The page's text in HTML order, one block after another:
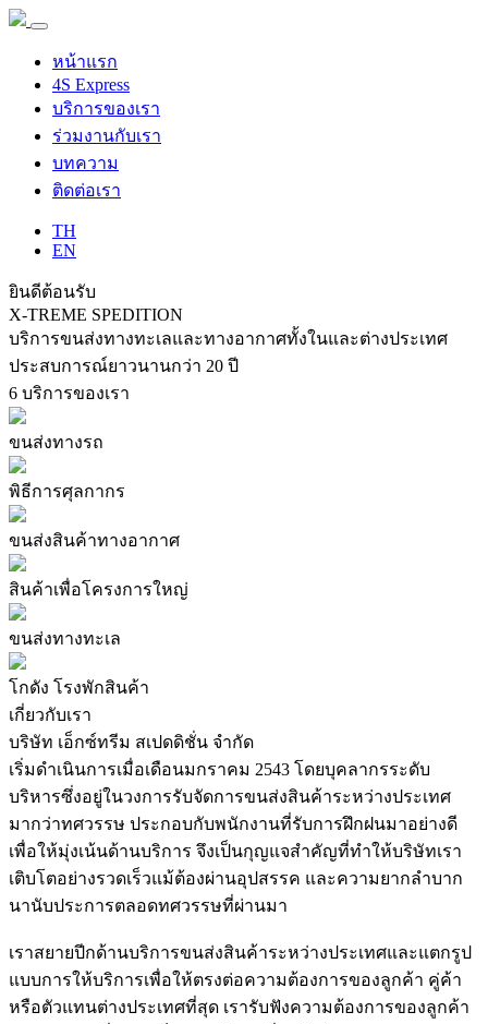
หน้าแรก
4S Express
บริการของเรา
ร่วมงานกับเรา
บทความ
ติดต่อเรา
TH
EN
ยินดีต้อนรับ
X-TREME SPEDITION
บริการขนส่งทางทะเลและทางอากาศทั้งในและต่างประเทศ
ประสบการณ์ยาวนานกว่า 20 ปี
6 บริการของเรา
ขนส่งทางรถ
พิธีการศุลกากร
ขนส่งสินค้าทางอากาศ
สินค้าเพื่อโครงการใหญ่
ขนส่งทางทะเล
โกดัง โรงพักสินค้า
เกี่ยวกับเรา
บริษัท เอ็กซ์ทรีม สเปดดิชั่น จำกัด
เริ่มดำเนินการเมื่อเดือนมกราคม 2543 โดยบุคลากรระดับ
บริหารซึ่งอยู่ในวงการรับจัดการขนส่งสินค้าระหว่างประเทศ
มากว่าทศวรรษ ประกอบกับพนักงานที่รับการฝึกฝนมาอย่างดี
เพื่อให้มุ่งเน้นด้านบริการ จึงเป็นกุญแจสำคัญที่ทำให้บริษัทเรา
เติบโตอย่างรวดเร็วแม้ต้องผ่านอุปสรรค และความยากลำบาก
นานับประการตลอดทศวรรษที่ผ่านมา
เราสยายปีกด้านบริการขนส่งสินค้าระหว่างประเทศและแตกรูป
แบบการให้บริการเพื่อให้ตรงต่อความต้องการของลูกค้า คู่ค้า
หรือตัวแทนต่างประเทศที่สุด เรารับฟังความต้องการของลูกค้า